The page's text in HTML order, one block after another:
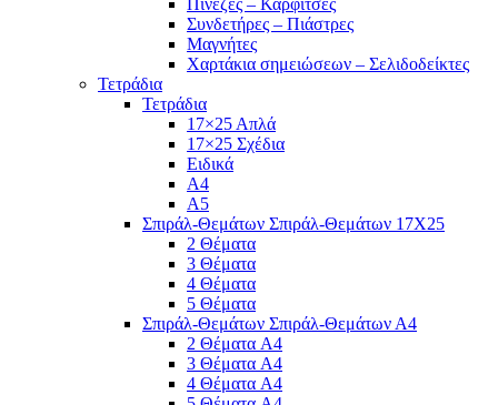
Πινέζες – Καρφίτσες
Συνδετήρες – Πιάστρες
Μαγνήτες
Χαρτάκια σημειώσεων – Σελιδοδείκτες
Τετράδια
Τετράδια
17×25 Απλά
17×25 Σχέδια
Ειδικά
Α4
Α5
Σπιράλ-Θεμάτων Σπιράλ-Θεμάτων 17Χ25
2 Θέματα
3 Θέματα
4 Θέματα
5 Θέματα
Σπιράλ-Θεμάτων Σπιράλ-Θεμάτων Α4
2 Θέματα A4
3 Θέματα A4
4 Θέματα A4